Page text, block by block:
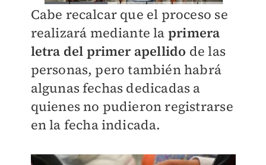
Cabe recalcar que el proceso se
realizará mediante la primera
letra del primer apellido de las
personas, pero también habrá
algunas fechas dedicadas a
quienes no pudieron registrarse
en la fecha indicada.